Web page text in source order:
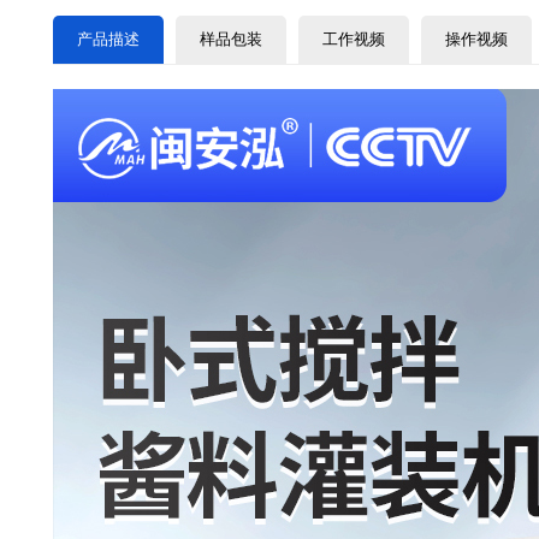
产品描述 样品包装 工作视频 操作视频